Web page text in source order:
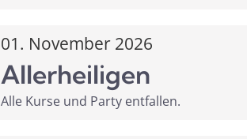
01. November 2026
Allerheiligen
Alle Kurse und Party entfallen.